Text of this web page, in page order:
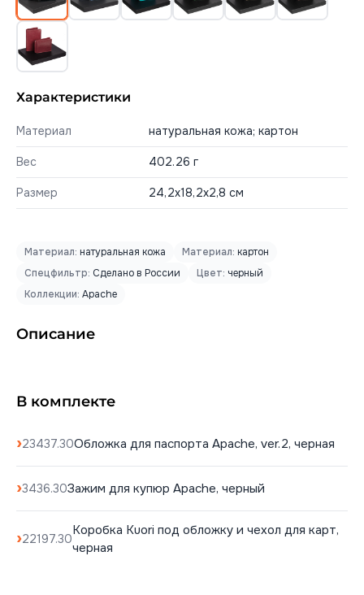
Характеристики
Материал натуральная кожа; картон
Вес 402.26 г
Размер 24,2х18,2х2,8 см
Материал: натуральная кожа Материал: картон
Спецфильтр: Сделано в России Цвет: черный
Коллекции: Apache
Описание
В комплекте
23437.30Обложка для паспорта Apache, ver.2, черная
3436.30Зажим для купюр Apache, черный
22197.30
Коробка Kuori под обложку и чехол для карт,
черная